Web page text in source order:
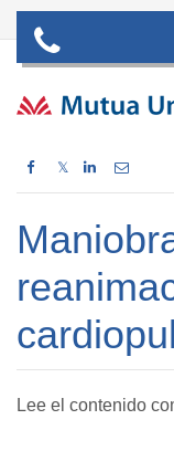
𝕏
Lee el contenido